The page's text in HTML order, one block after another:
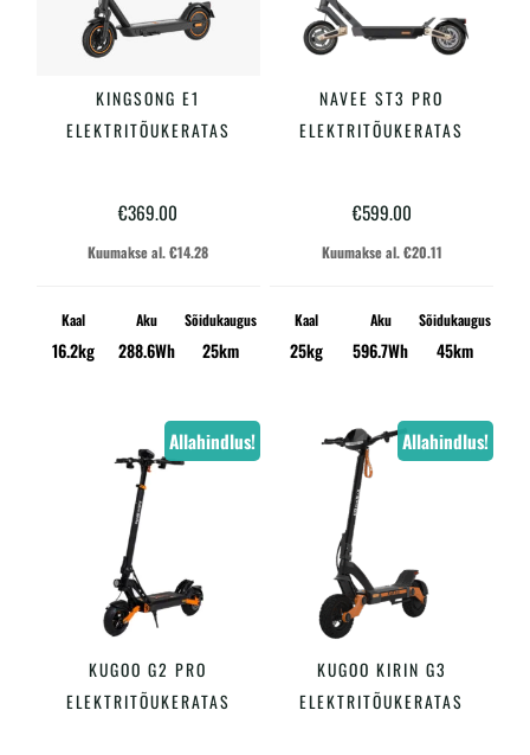
LISA KORVI
KINGSONG E1
ELEKTRITÕUKERATAS
€369.00
Kuumakse al.€14.28
Kaal
16.2kg
Aku
288.6Wh
Sõidukaugus
25km
LISA KORVI
NAVEE ST3 PRO
ELEKTRITÕUKERATAS
€599.00
Kuumakse al.€20.11
Kaal
25kg
Aku
596.7Wh
Sõidukaugus
45km
Allahindlus!
LISA KORVI
KUGOO G2 PRO
ELEKTRITÕUKERATAS
Allahindlus!
LISA KORVI
KUGOO KIRIN G3
ELEKTRITÕUKERATAS